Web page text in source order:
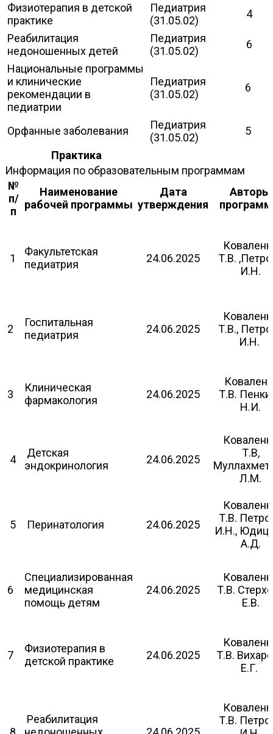
Физиотерапия в детской
практике
Педиатрия
(31.05.02)
4
Реабилитация
недоношенных детей
Педиатрия
(31.05.02)
6
Национальные программы
и клинические
рекомендации в
педиатрии
Педиатрия
(31.05.02)
6
Орфанные заболевания
Педиатрия
(31.05.02)
5
Практика
Информация по образовательным программам
№
п/
п
Наименование
рабочей программы
Дата
утверждения
Авторы
1
Факультетская
педиатрия
24.06.2025
Т.В.
И.Н.
2
Госпитальная
педиатрия
24.06.2025
Т.В.,
И.Н.
3
Клиническая
фармакология
24.06.2025
Т.В.
Н.И.
4
Детская
эндокринология
24.06.2025
Т.В,
Л.М.
5 Перинатология 24.06.2025
Т.В.
И.Н.,
А.Д.
6
Специализированная
медицинская
помощь детям
24.06.2025
Т.В.
Е.В.
7
Физиотерапия в
детской практике
24.06.2025
Т.В.
Е.Г.
Реабилитация
Т.В.